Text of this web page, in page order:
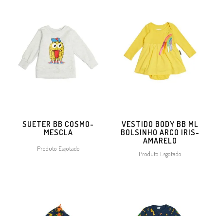
SUETER BB COSMO-
MESCLA
Produto Esgotado
VESTIDO BODY BB ML
BOLSINHO ARCO IRIS-
AMARELO
Produto Esgotado